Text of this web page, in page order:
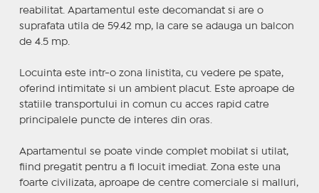
reabilitat. Apartamentul este decomandat si are o
suprafata utila de 59.42 mp, la care se adauga un balcon
de 4.5 mp.
Locuinta este intr-o zona linistita, cu vedere pe spate,
oferind intimitate si un ambient placut. Este aproape de
statiile transportului in comun cu acces rapid catre
principalele puncte de interes din oras.
Apartamentul se poate vinde complet mobilat si utilat,
fiind pregatit pentru a fi locuit imediat. Zona este una
foarte civilizata, aproape de centre comerciale si malluri,